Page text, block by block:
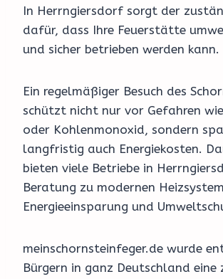
In Herrngiersdorf sorgt der
dafür, dass Ihre Feuerstätte
und sicher betrieben werden kann.
Ein regelmäßiger Besuch des
schützt nicht nur vor Gefahren
oder Kohlenmonoxid, sondern
langfristig auch Energiekosten.
bieten viele Betriebe in
Beratung zu modernen
Energieeinsparung und
meinschornsteinfeger.de wurde
Bürgern in ganz Deutschland eine